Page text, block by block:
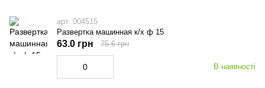
арт. 004515
Развертка машинная к/х ф 15
В наявності
63.0 грн 75.6 грн